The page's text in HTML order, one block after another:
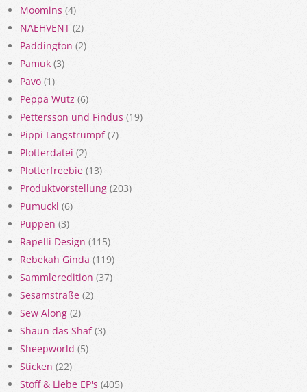
Moomins (4)
NAEHVENT (2)
Paddington (2)
Pamuk (3)
Pavo (1)
Peppa Wutz (6)
Pettersson und Findus (19)
Pippi Langstrumpf(7)
Plotterdatei (2)
Plotterfreebie (13)
Produktvorstellung (203)
Pumuckl (6)
Puppen (3)
Rapelli Design (115)
Rebekah Ginda (119)
Sammleredition (37)
Sesamstraße (2)
Sew Along (2)
Shaun das Shaf(3)
Sheepworld (5)
Sticken (22)
Stoff & Liebe EP's (405)